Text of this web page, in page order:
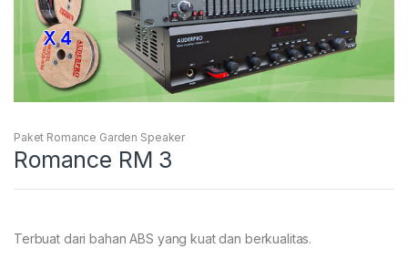
Paket Romance Garden Speaker
Romance RM 3
Terbuat dari bahan ABS yang kuat dan berkualitas.